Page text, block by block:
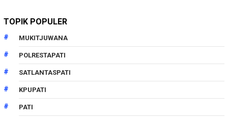
TOPIK POPULER
MUKITJUWANA
POLRESTAPATI
SATLANTASPATI
KPUPATI
PATI